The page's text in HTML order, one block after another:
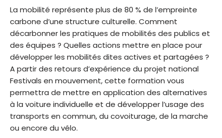
La mobilité représente plus de 80 % de l’empreinte
carbone d’une structure culturelle. Comment
décarbonner les pratiques de mobilités des publics et
des équipes ? Quelles actions mettre en place pour
développer les mobilités dites actives et partagées ?
A partir des retours d’expérience du projet national
Festivals en mouvement, cette formation vous
permettra de mettre en application des alternatives
à la voiture individuelle et de développer l’usage des
transports en commun, du covoiturage, de la marche
ou encore du vélo.